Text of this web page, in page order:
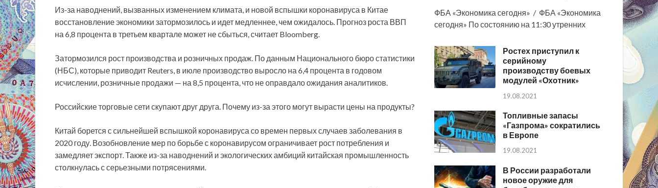
Из-за наводнений, вызванных изменением климата, и новой вспышки коронавируса в Китае
восстановление экономики затормозилось и идет медленнее, чем ожидалось. Прогноз роста ВВП
на 6,8 процента в третьем квартале может не сбыться, считает Bloomberg.
Затормозился рост производства и розничных продаж. По данным Национального бюро статистики
(НБС), которые приводит Reuters, в июле производство выросло на 6,4 процента в годовом
исчислении, розничные продажи — на 8,5 процента, что не оправдало ожидания аналитиков.
Российские торговые сети скупают друг друга. Почему из-за этого могут вырасти цены на продукты?
Китай борется с сильнейшей вспышкой коронавируса со времен первых случаев заболевания в
2020 году. Возобновление мер по борьбе с коронавирусом ограничивает рост потребления и
замедляет экспорт. Также из-за наводнений и экологических амбиций китайская промышленность
столкнулась с серьезными потрясениями.
ФБА «Экономика сегодня» / ФБА «Экономика
сегодня» По состоянию на 11:30 утренних
Ростех приступил к
серийному
производству боевых
модулей «Охотник»
19.08.2021
Топливные запасы
«Газпрома» сократились
в Европе
19.08.2021
В России разработали
новое оружие для